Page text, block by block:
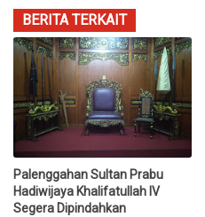
BERITA TERKAIT
Palenggahan Sultan Prabu
Hadiwijaya Khalifatullah IV
Segera Dipindahkan